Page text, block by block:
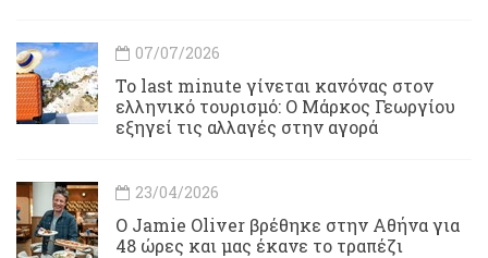
07/07/2026
Το last minute γίνεται κανόνας στον
ελληνικό τουρισμό: Ο Μάρκος Γεωργίου
εξηγεί τις αλλαγές στην αγορά
23/04/2026
Ο Jamie Oliver βρέθηκε στην Αθήνα για
48 ώρες και μας έκανε το τραπέζι